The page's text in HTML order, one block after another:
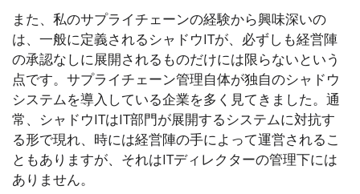
また、私のサプライチェーンの経験から興味深いの
は、一般に定義されるシャドウITが、必ずしも経営陣
の承認なしに展開されるものだけには限らないという
点です。サプライチェーン管理自体が独自のシャドウ
システムを導入している企業を多く見てきました。通
常、シャドウITはIT部門が展開するシステムに対抗す
る形で現れ、時には経営陣の手によって運営されるこ
ともありますが、それはITディレクターの管理下には
ありません。